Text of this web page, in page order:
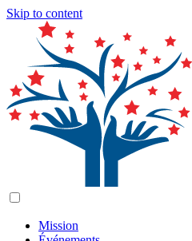
Skip to content
Mission